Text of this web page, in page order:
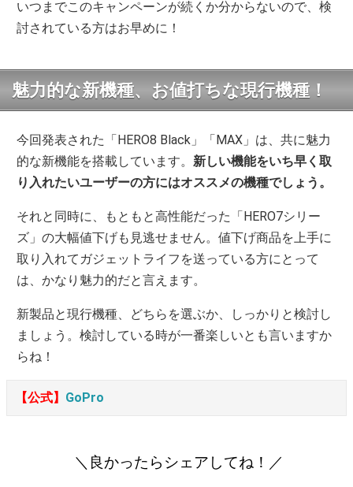
いつまでこのキャンペーンが続くか分からないので、検
討されている方はお早めに！
魅力的な新機種、お値打ちな現行機種！
今回発表された「HERO8 Black」「MAX」は、共に魅力
的な新機能を搭載しています。新しい機能をいち早く取
り入れたいユーザーの方にはオススメの機種でしょう。
それと同時に、もともと高性能だった「HERO7シリー
ズ」の大幅値下げも見逃せません。値下げ商品を上手に
取り入れてガジェットライフを送っている方にとって
は、かなり魅力的だと言えます。
新製品と現行機種、どちらを選ぶか、しっかりと検討し
ましょう。検討している時が一番楽しいとも言いますか
らね！
【公式】 GoPro
＼良かったらシェアしてね！／